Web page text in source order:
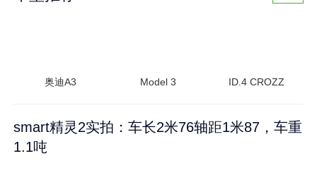
奥迪A3 Model 3 ID.4 CROZZ
smart精灵2实拍：车长2米76轴距1米87，车重
1.1吨